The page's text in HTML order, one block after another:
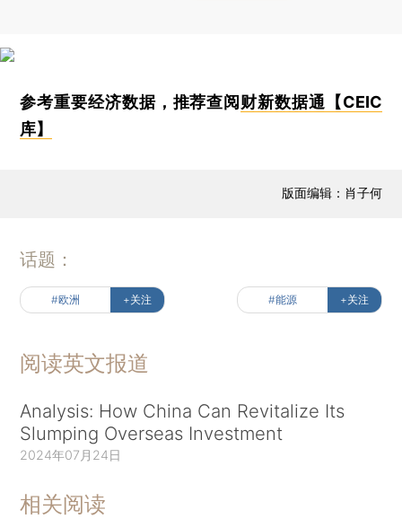
参考重要经济数据，推荐查阅 财新数据通【CEIC
库】
版面编辑：肖子何
话题：
#欧洲 +关注 #能源 +关注
阅读英文报道
Analysis: How China Can Revitalize Its
Slumping Overseas Investment
2024年07月24日
相关阅读